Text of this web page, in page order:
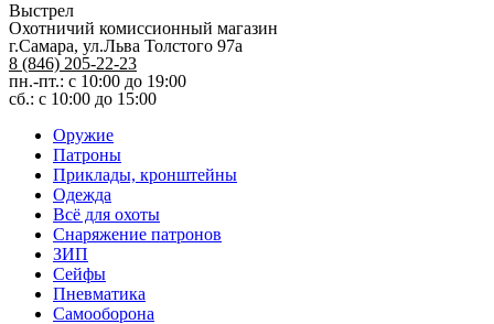
Выстрел
Охотничий комиссионный магазин
г.Самара, ул.Льва Толстого 97а
8 (846) 205-22-23
пн.-пт.: с 10:00 до 19:00
сб.: с 10:00 до 15:00
Оружие
Патроны
Приклады, кронштейны
Одежда
Всё для охоты
Снаряжение патронов
ЗИП
Сейфы
Пневматика
Самооборона